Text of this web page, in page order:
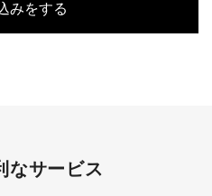
みをする
なサービス